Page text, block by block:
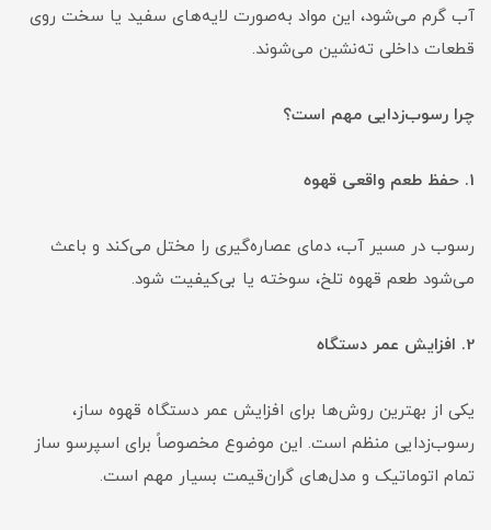
آب گرم می‌شود، این مواد به‌صورت لایه‌های سفید یا سخت روی
قطعات داخلی ته‌نشین می‌شوند.
چرا رسوب‌زدایی مهم است؟
1. حفظ طعم واقعی قهوه
رسوب در مسیر آب، دمای عصاره‌گیری را مختل می‌کند و باعث
می‌شود طعم قهوه تلخ، سوخته یا بی‌کیفیت شود.
2. افزایش عمر دستگاه
یکی از بهترین روش‌ها برای افزایش عمر دستگاه قهوه ساز،
رسوب‌زدایی منظم است. این موضوع مخصوصاً برای اسپرسو ساز
تمام اتوماتیک و مدل‌های گران‌قیمت بسیار مهم است.